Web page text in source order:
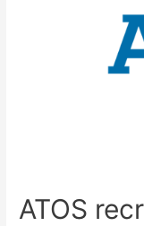
ATOS